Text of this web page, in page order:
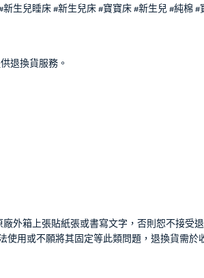
生兒睡床 #新生兒床 #寶寶床 #新生兒 #純棉
退換貨服務。
外箱上張貼紙張或書寫文字，否則恕不接受
用或不願將其固定等此類問題，退換貨需